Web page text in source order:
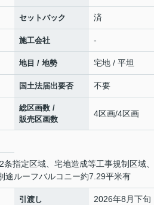
セットバック 済
施工会社 -
地目 / 地勢 宅地 / 平坦
国土法届出要否 不要
総区画数 /
販売区画数
4区画/4区画
指定区域、宅地造成等工事規制区域
途ルーフバルコニー約7.29平⽶有
引渡し 2026年8月下旬